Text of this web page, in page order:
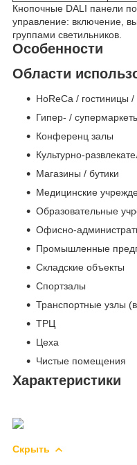
Кнопочные DALI панели
управление: включение,
группами светильников.
Особенности
Области
HoReCa / гостиницы
Гипер- /
Конференц залы
Культурно-
Магазины / бутики
Медицинские
Образовательные
Офисно-
Промышленные
Складские объекты
Спортзалы
Транспортные узлы
ТРЦ
Цеха
Чистые помещения
Характеристики
Скрыть